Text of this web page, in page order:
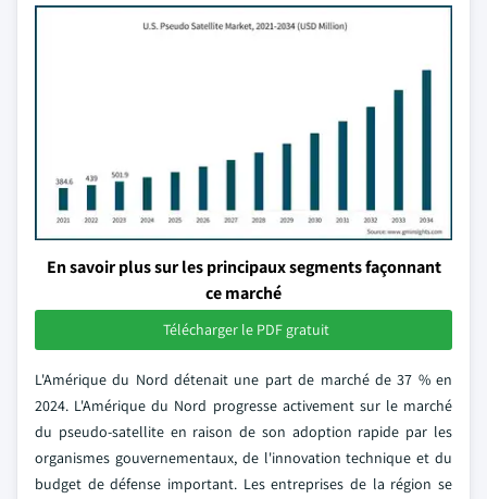
En savoir plus sur les principaux segments façonnant
ce marché
Télécharger le PDF gratuit
L'Amérique du Nord détenait une part de marché de 37 % en
2024. L'Amérique du Nord progresse activement sur le marché
du pseudo-satellite en raison de son adoption rapide par les
organismes gouvernementaux, de l'innovation technique et du
budget de défense important. Les entreprises de la région se